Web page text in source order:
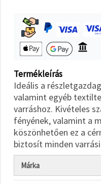
Termékleírás
Ideális a
valamint egyéb
varráshoz. Kivételes
fényének, valamint a
köszönhetően ez a
biztosít minden
Márka